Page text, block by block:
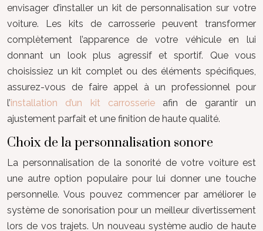
envisager d’installer un kit de personnalisation sur votre
voiture. Les kits de carrosserie peuvent transformer
complètement l’apparence de votre véhicule en lui
donnant un look plus agressif et sportif. Que vous
choisissiez un kit complet ou des éléments spécifiques,
assurez-vous de faire appel à un professionnel pour
l’installation d’un kit carrosserieafin de garantir un
ajustement parfait et une finition de haute qualité.
Choix de la personnalisation sonore
La personnalisation de la sonorité de votre voiture est
une autre option populaire pour lui donner une touche
personnelle. Vous pouvez commencer par améliorer le
système de sonorisation pour un meilleur divertissement
lors de vos trajets. Un nouveau système audio de haute